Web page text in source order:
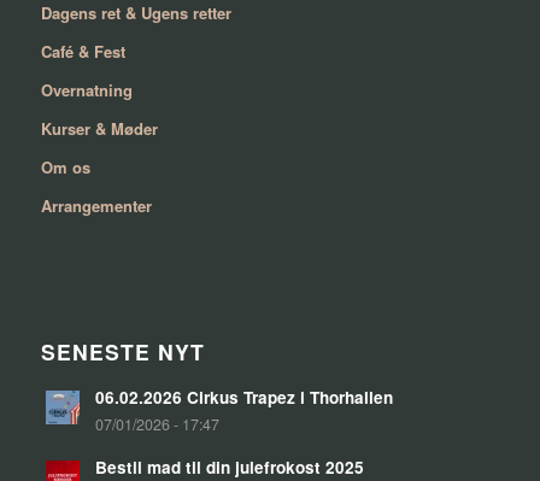
Dagens ret & Ugens retter
Café & Fest
Overnatning
Kurser & Møder
Om os
Arrangementer
SENESTE NYT
06.02.2026 Cirkus Trapez i Thorhallen
07/01/2026 - 17:47
Bestil mad til din julefrokost 2025